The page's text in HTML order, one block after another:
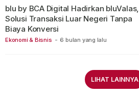
Ekonomi & Bisnis - 6 bulan yang lalu
blu by BCA Digital Hadirkan bluValas,
Solusi Transaksi Luar Negeri Tanpa
Biaya Konversi
LIHAT LAINNYA